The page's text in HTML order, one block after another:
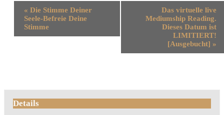
Veranstaltung-
Navigation
« Die Stimme Deiner
Seele-Befreie Deine
Stimme
Das virtuelle live
Mediumship Reading.
Dieses Datum ist
LIMITIERT!
[Ausgebucht] »
Details